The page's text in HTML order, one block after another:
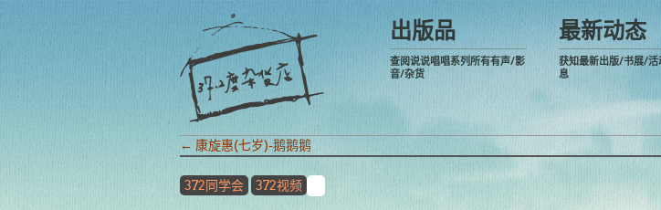
出版品
查阅说说唱唱系列所有有声/影
音/杂货
最新动态
获知最新出版/书展/活
息
← 康旋惠(七岁)-鹅鹅鹅
372同学会 372视频